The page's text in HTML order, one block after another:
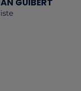
GUIBERT